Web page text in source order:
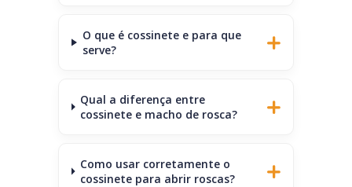
O que é cossinete e para que
serve?
Qual a diferença entre
cossinete e macho de rosca?
Como usar corretamente o
cossinete para abrir roscas?